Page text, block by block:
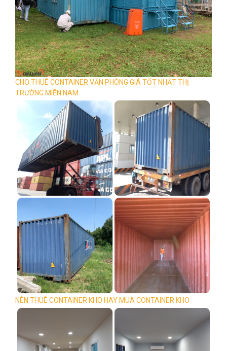
CHO THUÊ CONTAINER VĂN PHÒNG GIÁ TỐT NHẤT THỊ
TRƯỜNG MIỀN NAM
NÊN THUÊ CONTAINER KHO HAY MUA CONTAINER KHO